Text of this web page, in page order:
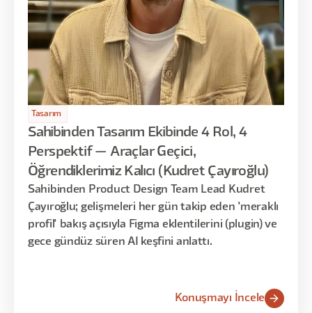
Tasarım
Sahibinden Tasarım Ekibinde 4 Rol, 4
Perspektif — Araçlar Geçici,
Öğrendiklerimiz Kalıcı (Kudret Çayıroğlu)
Sahibinden Product Design Team Lead Kudret
Çayıroğlu; gelişmeleri her gün takip eden 'meraklı
profil' bakış açısıyla Figma eklentilerini (plugin) ve
gece gündüz süren AI keşfini anlattı.
Konuşmayı İncele